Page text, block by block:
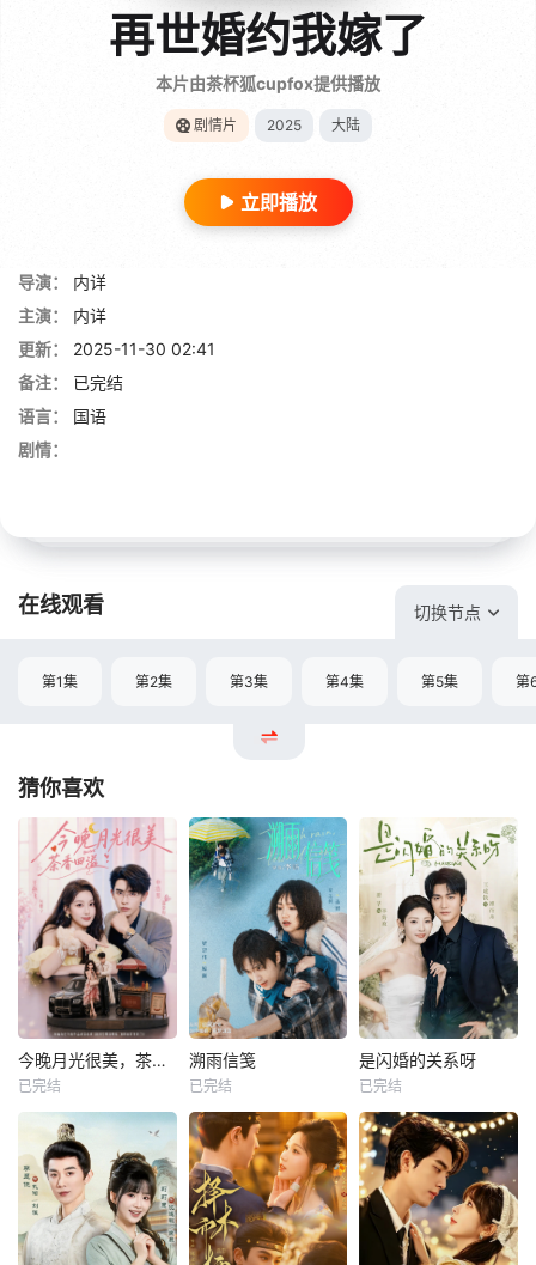
再世婚约我嫁了
本片由茶杯狐cupfox提供播放
剧情片 2025 大陆
立即播放
导演：
内详
主演：
内详
更新：
2025-11-30 02:41
备注：
已完结
语言：
国语
剧情：
在线观看 切换节点
第1集 第2集 第3集 第4集 第5集 第
猜你喜欢
今晚月光很美，茶香四溢
已完结
溯雨信笺
已完结
是闪婚的关系呀
已完结